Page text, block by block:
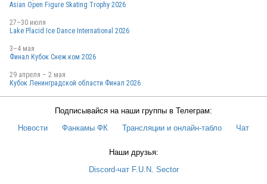
Asian Open Figure Skating Trophy 2026
27–30 июля
Lake Placid Ice Dance International 2026
3–4 мая
Финал Кубок Снеж.ком 2026
29 апреля – 2 мая
Кубок Ленинградской области Финал 2026
Подписывайся на наши группы в Телеграм:
Новости
Фанкамы ФК Трансляции и онлайн-табло Чат
Наши друзья:
Discord-чат F.U.N. Sector